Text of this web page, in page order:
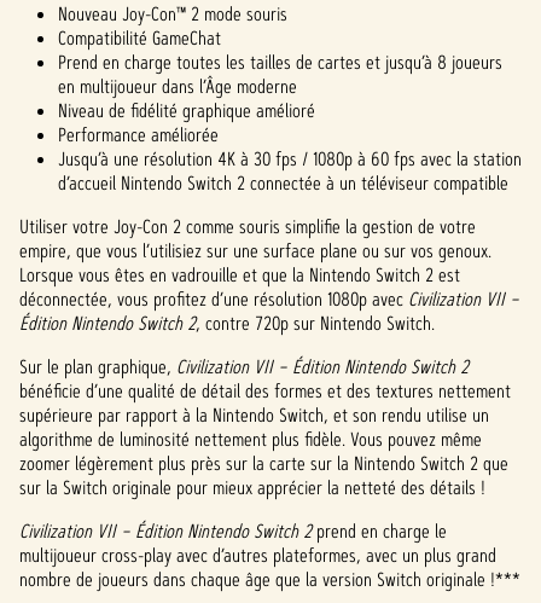
de
Googl
e.
Nouveau Joy-Con™ 2 mode souris
Compatibilité GameChat
Prend en charge toutes les tailles de cartes et jusqu’à 8 joueurs
en multijoueur dans l’Âge moderne
Niveau de fidélité graphique amélioré
Performance améliorée
Jusqu’à une résolution 4K à 30 fps / 1080p à 60 fps avec la station
d’accueil Nintendo Switch 2 connectée à un téléviseur compatible
Utiliser votre Joy-Con 2 comme souris simplifie la gestion de votre
empire, que vous l’utilisiez sur une surface plane ou sur vos genoux.
Lorsque vous êtes en vadrouille et que la Nintendo Switch 2 est
déconnectée, vous profitez d’une résolution 1080p avec Civilization VII –
Édition Nintendo Switch 2, contre 720p sur Nintendo Switch.
Sur le plan graphique, Civilization VII – Édition Nintendo Switch 2
bénéficie d’une qualité de détail des formes et des textures nettement
supérieure par rapport à la Nintendo Switch, et son rendu utilise un
algorithme de luminosité nettement plus fidèle. Vous pouvez même
zoomer légèrement plus près sur la carte sur la Nintendo Switch 2 que
sur la Switch originale pour mieux apprécier la netteté des détails !
Civilization VII – Édition Nintendo Switch 2prend en charge le
multijoueur cross-play avec d’autres plateformes, avec un plus grand
nombre de joueurs dans chaque âge que la version Switch originale !***